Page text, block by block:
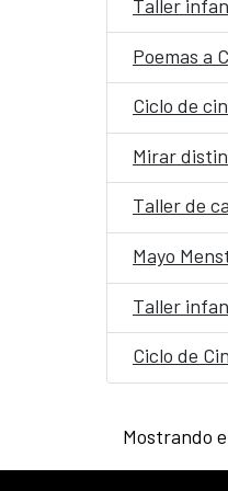
Taller
Poemas a
Ciclo de
Mirar
Taller de
Mayo
Taller
Ciclo de
Mostrando